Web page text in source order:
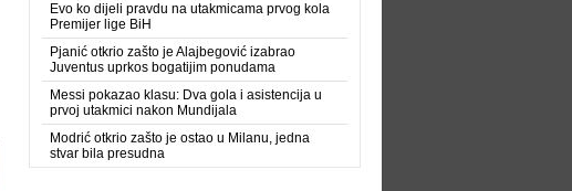
Evo ko dijeli pravdu na utakmicama prvog kola
Premijer lige BiH
Pjanić otkrio zašto je Alajbegović izabrao
Juventus uprkos bogatijim ponudama
Messi pokazao klasu: Dva gola i asistencija u
prvoj utakmici nakon Mundijala
Modrić otkrio zašto je ostao u Milanu, jedna
stvar bila presudna